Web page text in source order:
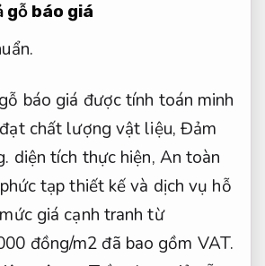
gỗ báo giá
báo giá được tính toán minh
chất lượng vật liệu, Đảm
diện tích thực hiện, An toàn
tạp thiết kế và dịch vụ hỗ
giá cạnh tranh từ
đồng/m2 đã bao gồm VAT.